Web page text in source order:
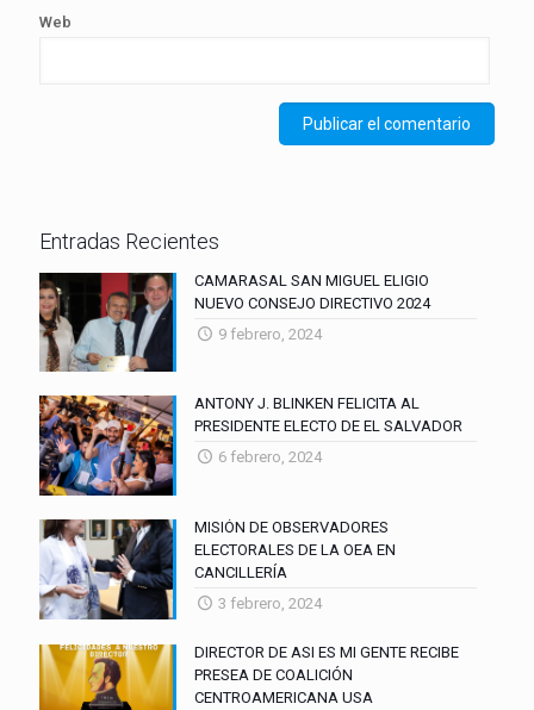
Web
Entradas Recientes
CAMARASAL SAN MIGUEL ELIGIO
NUEVO CONSEJO DIRECTIVO 2024
9 febrero, 2024
ANTONY J. BLINKEN FELICITA AL
PRESIDENTE ELECTO DE EL SALVADOR
6 febrero, 2024
MISIÓN DE OBSERVADORES
ELECTORALES DE LA OEA EN
CANCILLERÍA
3 febrero, 2024
DIRECTOR DE ASI ES MI GENTE RECIBE
PRESEA DE COALICIÓN
CENTROAMERICANA USA